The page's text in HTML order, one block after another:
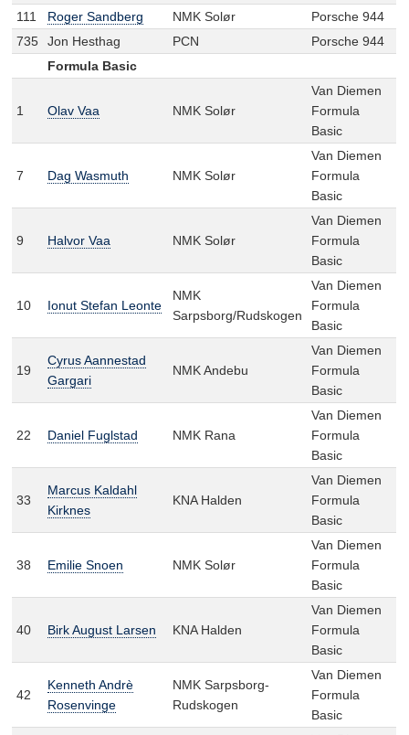
111
Roger Sandberg NMK Solør
Porsche 944
735
Jon Hesthag PCN
Porsche 944
Formula Basic
1 Olav Vaa NMK Solør
Van Diemen
Formula
Basic
7 Dag Wasmuth NMK Solør
Van Diemen
Formula
Basic
9 Halvor Vaa NMK Solør
Van Diemen
Formula
Basic
10 Ionut Stefan Leonte
NMK
Sarpsborg/Rudskogen
Van Diemen
Formula
Basic
19
Cyrus Aannestad
Gargari
NMK Andebu
Van Diemen
Formula
Basic
22 Daniel Fuglstad NMK Rana
Van Diemen
Formula
Basic
33
Marcus Kaldahl
Kirknes
KNA Halden
Van Diemen
Formula
Basic
38 Emilie Snoen NMK Solør
Van Diemen
Formula
Basic
40 Birk August Larsen KNA Halden
Van Diemen
Formula
Basic
42
Kenneth Andrè
Rosenvinge
NMK Sarpsborg-
Rudskogen
Van Diemen
Formula
Basic